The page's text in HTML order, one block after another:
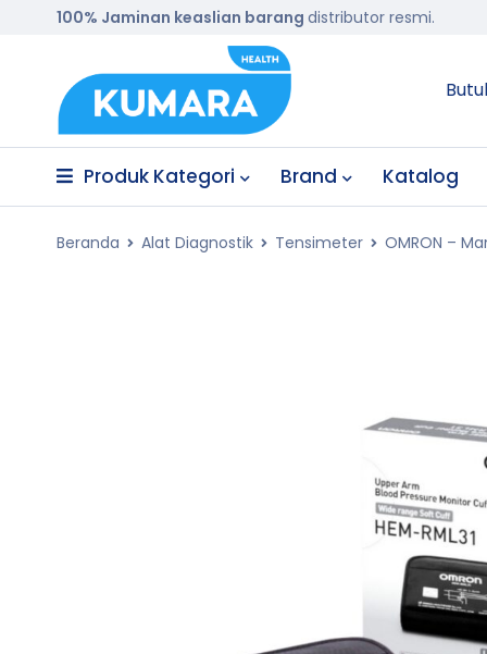
100% Jaminan keaslian barang distributor resmi.
Produk Kategori Brand Katalog
Beranda Alat Diagnostik Tensimeter OMRON –